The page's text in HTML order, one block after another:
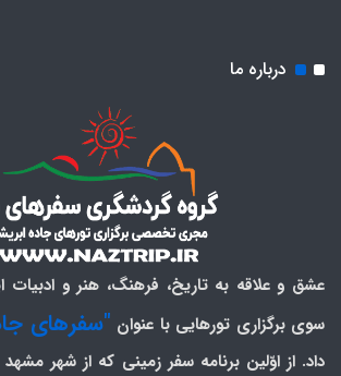
درباره ما
عشق و علاقه به تاریخ، فرهنگ، هنر و ادبیات
سوی برگزاری تورهایی با عنوان "سفرهای
داد. از اوّلین برنامه سفر زمینی که از شهر